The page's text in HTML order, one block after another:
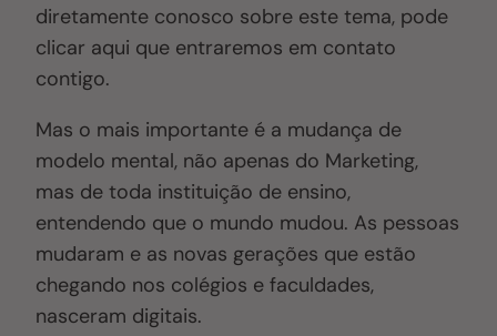
diretamente conosco sobre este tema, pode
clicar aqui que entraremos em contato
contigo.
Mas o mais importante é a mudança de
modelo mental, não apenas do Marketing,
mas de toda instituição de ensino,
entendendo que o mundo mudou. As pessoas
mudaram e as novas gerações que estão
chegando nos colégios e faculdades,
nasceram digitais.